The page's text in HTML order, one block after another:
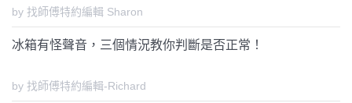
by 找師傅特約編輯 Sharon
冰箱有怪聲音，三個情況教你判斷是否正常！
by 找師傅特約編輯-Richard